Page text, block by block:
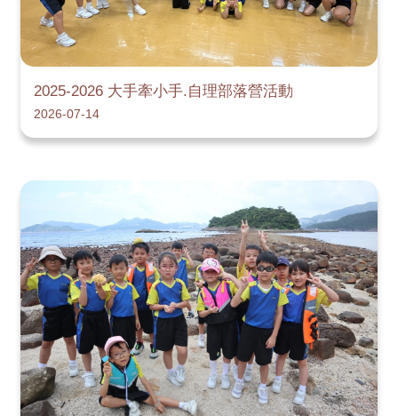
2025-2026 大手牽小手.自理部落營活動
2026-07-14